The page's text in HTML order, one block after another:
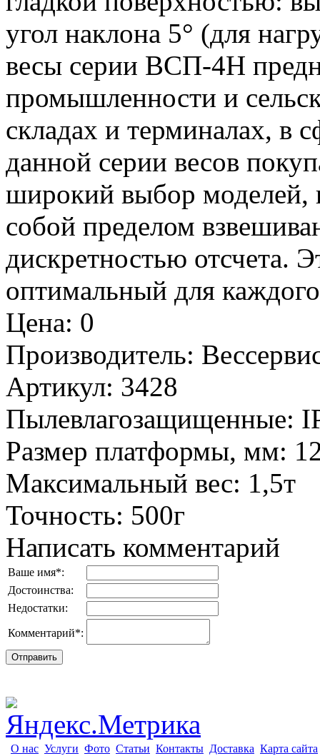
угол наклона 5° (для
весы серии ВСП-4Н
промышленности и
складах и терминалах, в
данной серии весов
широкий выбор моделей,
собой пределом
дискретностью отсчета.
оптимальный для
Цена: 0
Производитель:
Артикул: 3428
Пылевлагозащищенные:
Размер платформы, мм:
Максимальный вес: 1,5т
Точность: 500г
Написать комментарий
Ваше имя*:
Достоинства:
Недостатки:
Комментарий*:
О нас Услуги Фото Статьи Контакты Доставка Карта сайта